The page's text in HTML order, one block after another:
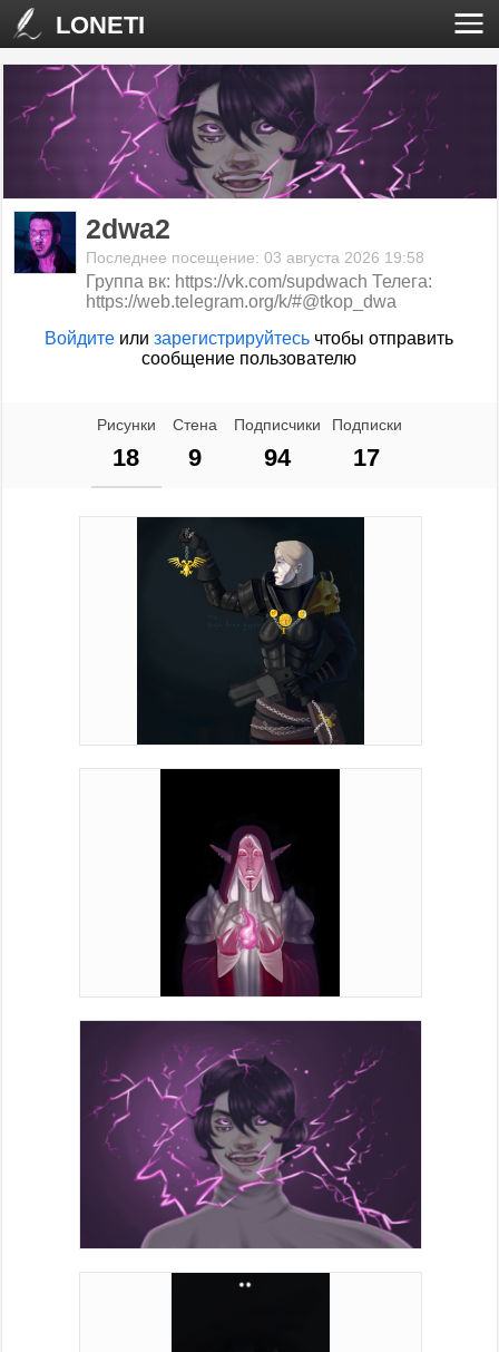
LONETI
2dwa2
Последнее посещение: 03 августа 2026 19:58
Группа вк: https://vk.com/supdwach Телега:
https://web.telegram.org/k/#@tkop_dwa
Войдите илизарегистрируйтесь чтобы отправить
сообщение пользователю
Рисунки
18
Стена
9
Подписчики
94
Подписки
17